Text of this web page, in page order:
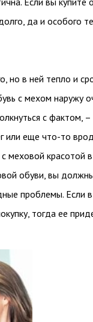
да и особого
но в ней тепло и
с мехом наружу
с фактом,
или еще что-то
меховой красотой
обуви, вы
проблемы. Если
тогда ее